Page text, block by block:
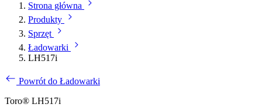
Strona główna
Produkty
Sprzęt
Ładowarki
LH517i
Powrót do Ładowarki
Toro® LH517i